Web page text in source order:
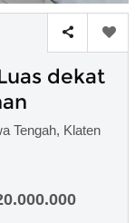
dekat
Tengah, Klaten